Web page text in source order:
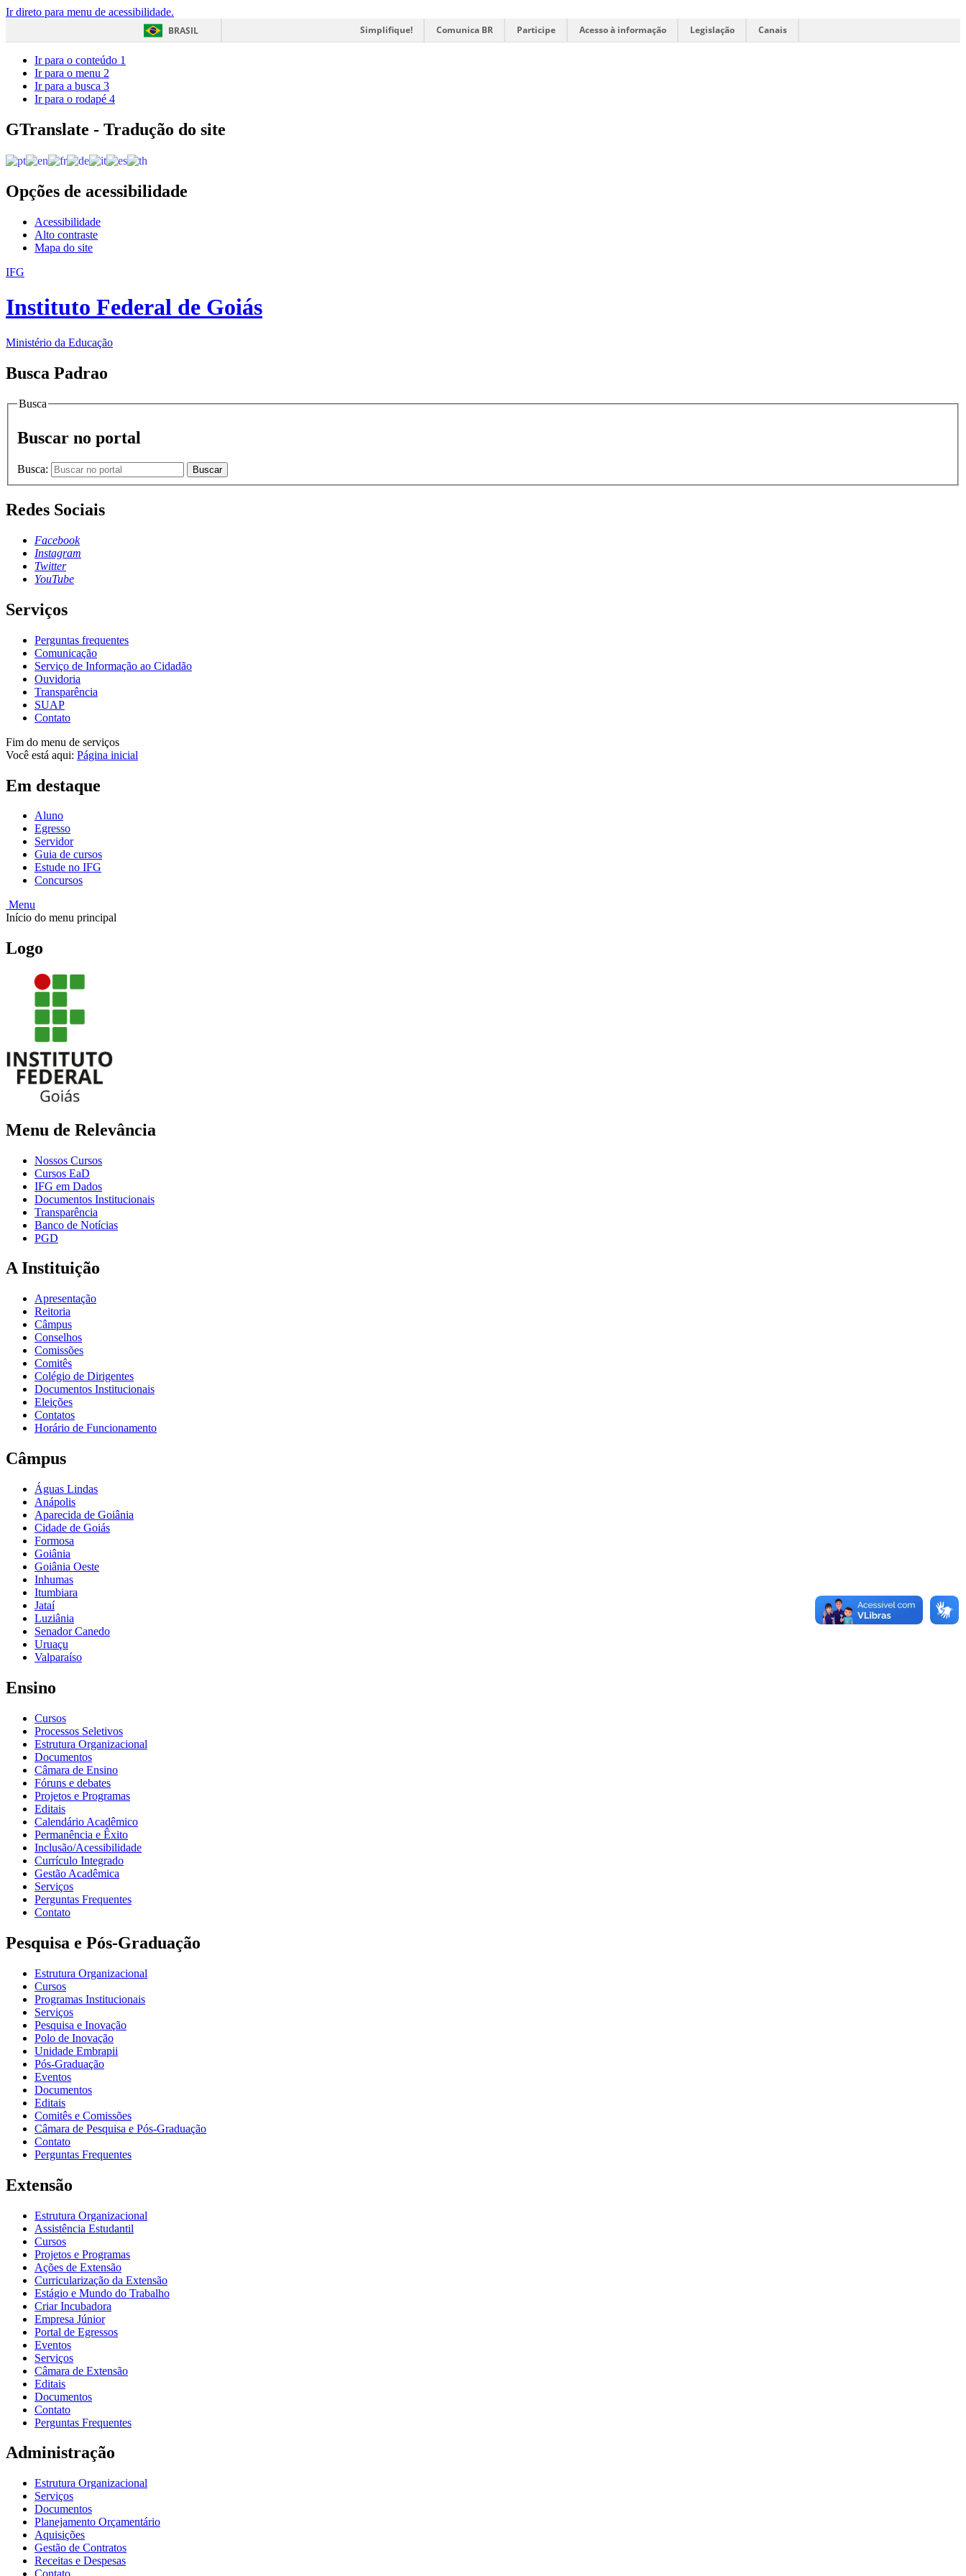
Ir direto para menu de acessibilidade.
BRASIL
Simplifique! Comunica BR Participe Acesso à informação Legislação Canais
Ir para o conteúdo 1
Ir para o menu 2
Ir para a busca 3
Ir para o rodapé 4
GTranslate - Tradução do site
Opções de acessibilidade
Acessibilidade
Alto contraste
Mapa do site
IFG
Instituto Federal de Goiás
Ministério da Educação
Busca Padrao
Busca
Buscar no portal
Busca: Buscar
Redes Sociais
Facebook
Instagram
Twitter
YouTube
Serviços
Perguntas frequentes
Comunicação
Serviço de Informação ao Cidadão
Ouvidoria
Transparência
SUAP
Contato
Fim do menu de serviços
Você está aqui: Página inicial
Em destaque
Aluno
Egresso
Servidor
Guia de cursos
Estude no IFG
Concursos
Menu
Início do menu principal
Logo
Menu de Relevância
Nossos Cursos
Cursos EaD
IFG em Dados
Documentos Institucionais
Transparência
Banco de Notícias
PGD
A Instituição
Apresentação
Reitoria
Câmpus
Conselhos
Comissões
Comitês
Colégio de Dirigentes
Documentos Institucionais
Eleições
Contatos
Horário de Funcionamento
Câmpus
Águas Lindas
Anápolis
Aparecida de Goiânia
Cidade de Goiás
Formosa
Goiânia
Goiânia Oeste
Inhumas
Itumbiara
Jataí
Luziânia
Senador Canedo
Uruaçu
Valparaíso
Ensino
Cursos
Processos Seletivos
Estrutura Organizacional
Documentos
Câmara de Ensino
Fóruns e debates
Projetos e Programas
Editais
Calendário Acadêmico
Permanência e Êxito
Inclusão/Acessibilidade
Currículo Integrado
Gestão Acadêmica
Serviços
Perguntas Frequentes
Contato
Pesquisa e Pós-Graduação
Estrutura Organizacional
Cursos
Programas Institucionais
Serviços
Pesquisa e Inovação
Polo de Inovação
Unidade Embrapii
Pós-Graduação
Eventos
Documentos
Editais
Comitês e Comissões
Câmara de Pesquisa e Pós-Graduação
Contato
Perguntas Frequentes
Extensão
Estrutura Organizacional
Assistência Estudantil
Cursos
Projetos e Programas
Ações de Extensão
Curricularização da Extensão
Estágio e Mundo do Trabalho
Criar Incubadora
Empresa Júnior
Portal de Egressos
Eventos
Serviços
Câmara de Extensão
Editais
Documentos
Contato
Perguntas Frequentes
Administração
Estrutura Organizacional
Serviços
Documentos
Planejamento Orçamentário
Aquisições
Gestão de Contratos
Receitas e Despesas